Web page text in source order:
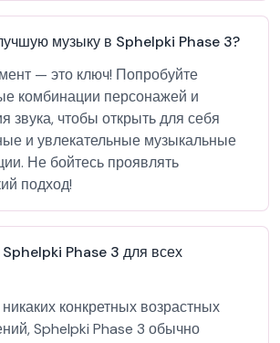
музыку в Sphelpki Phase 3?
— это ключ! Попробуйте
комбинации персонажей и
звука, чтобы открыть для себя
и увлекательные музыкальные
Не бойтесь проявлять
подход!
Phase 3 для всех
конкретных возрастных
Sphelpki Phase 3 обычно